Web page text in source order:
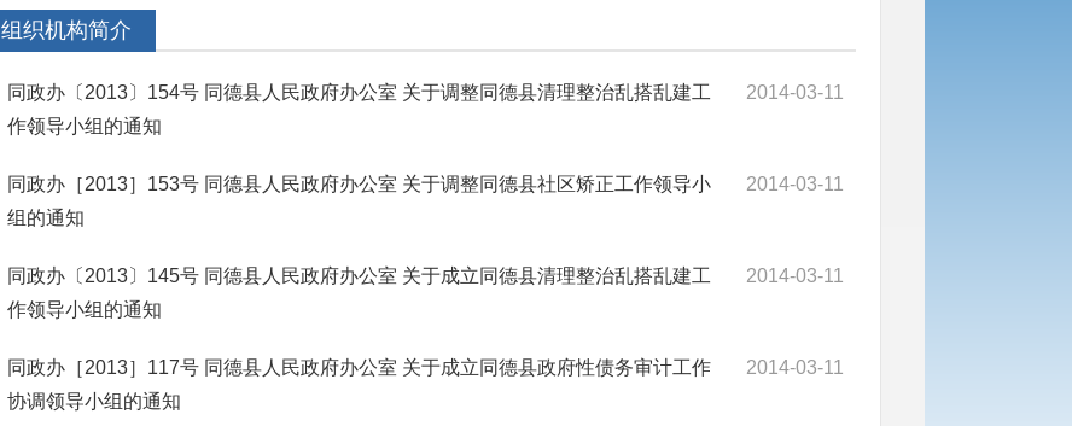
组织机构简介
2014-03-11
同政办〔2013〕154号 同德县人民政府办公室 关于调整同德县清理整治乱搭乱建工
作领导小组的通知
2014-03-11
同政办［2013］153号 同德县人民政府办公室 关于调整同德县社区矫正工作领导小
组的通知
2014-03-11
同政办〔2013〕145号 同德县人民政府办公室 关于成立同德县清理整治乱搭乱建工
作领导小组的通知
2014-03-11
同政办［2013］117号 同德县人民政府办公室 关于成立同德县政府性债务审计工作
协调领导小组的通知